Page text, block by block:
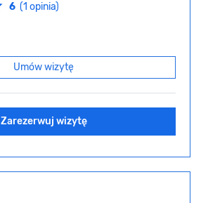
6 (1 opinia)
Umów wizytę
Zarezerwuj wizytę